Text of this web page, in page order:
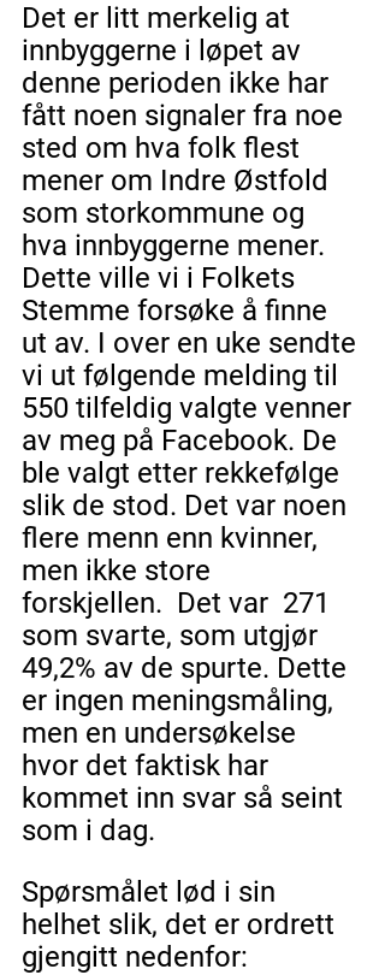
Det er litt merkelig at
innbyggerne i løpet av
denne perioden ikke har
fått noen signaler fra noe
sted om hva folk flest
mener om Indre Østfold
som storkommune og
hva innbyggerne mener.
Dette ville vi i Folkets
Stemme forsøke å finne
ut av. I over en uke sendte
vi ut følgende melding til
550 tilfeldig valgte venner
av meg på Facebook. De
ble valgt etter rekkefølge
slik de stod. Det var noen
flere menn enn kvinner,
men ikke store
forskjellen.  Det var  271
som svarte, som utgjør
49,2% av de spurte. Dette
er ingen meningsmåling,
men en undersøkelse
hvor det faktisk har
kommet inn svar så seint
som i dag.
Spørsmålet lød i sin
helhet slik, det er ordrett
gjengitt nedenfor: